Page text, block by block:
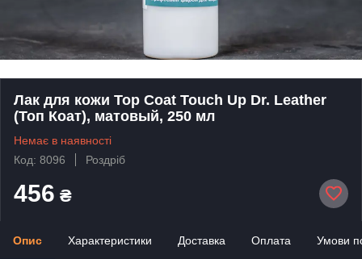
Лак для кожи Top Coat Touch Up Dr. Leather
(Топ Коат), матовый, 250 мл
Немає в наявності
Код: 8096
Роздріб
456 ₴
Опис Характеристики Доставка Оплата Умови